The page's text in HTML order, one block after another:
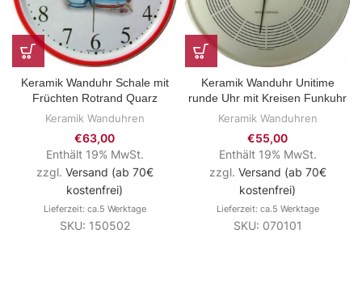
Keramik Wanduhr Schale mit
Früchten Rotrand Quarz
Keramik Wanduhren
€63,00
Enthält 19% MwSt.
zzgl. Versand (ab 70€
kostenfrei)
Lieferzeit: ca.5 Werktage
SKU: 150502
Keramik Wanduhr Unitime
runde Uhr mit Kreisen Funkuhr
Keramik Wanduhren
€55,00
Enthält 19% MwSt.
zzgl. Versand (ab 70€
kostenfrei)
Lieferzeit: ca.5 Werktage
SKU: 070101